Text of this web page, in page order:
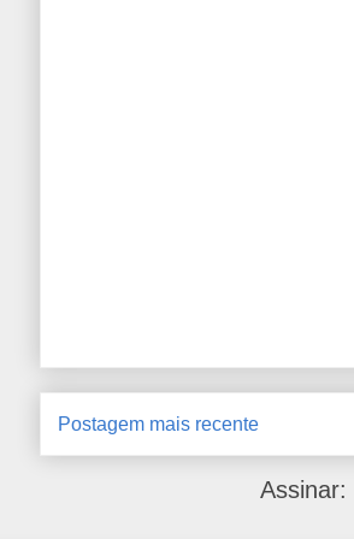
Postagem mais recente
Assinar: